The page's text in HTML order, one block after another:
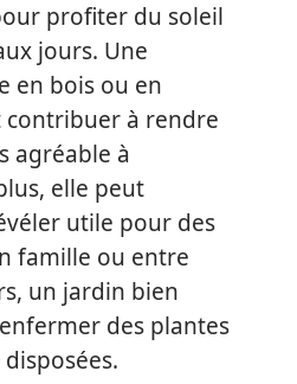
profiter du soleil
jours. Une
en bois ou en
à rendre
agréable à
elle peut
utile pour des
famille ou entre
un jardin bien
des plantes